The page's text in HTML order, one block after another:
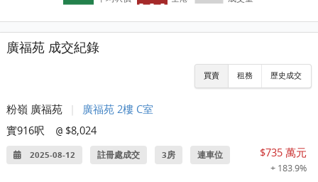
廣福苑 成交紀錄
買賣 租務 歷史成交
粉嶺 廣福苑
廣福苑 2樓 C室
實916呎
@ $8,024
2025-08-12 註冊處成交 3房 連車位 $735 萬元
+ 183.9%